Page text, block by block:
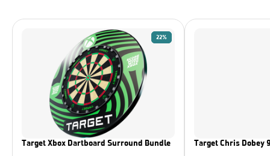
22%
Target Xbox Dartboard Surround Bundle Target Chris Dobey